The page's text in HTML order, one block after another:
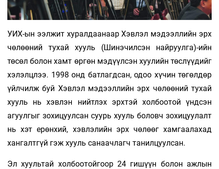
УИХ-ын ээлжит хуралдаанаар Хэвлэл мэдээллийн эрх
чөлөөний тухай хууль (Шинэчилсэн найруулга)-ийн
төсөл болон хамт өргөн мэдүүлсэн хуулийн төслүүдийг
хэлэлцлээ. 1998 онд батлагдсан, одоо хүчин төгөлдөр
үйлчилж буй Хэвлэл мэдээллийн эрх чөлөөний тухай
хууль нь хэвлэн нийтлэх эрхтэй холбоотой үндсэн
агуулгыг зохицуулсан суурь хууль боловч зохицуулалт
нь хэт ерөнхий, хэвлэлийн эрх чөлөөг хамгаалахад
хангалтгүй гэж хууль санаачлагч танилцуулсан.
Эл хуультай холбоотойгоор 24 гишүүн болон ажлын